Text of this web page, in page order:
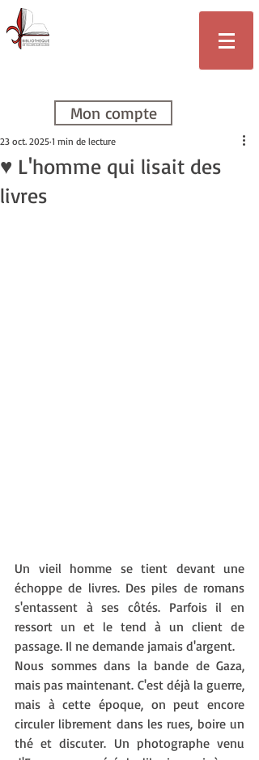
Mon compte
♥ L'homme qui lisait des
livres
23 oct. 2025 1 min de lecture
Un vieil homme se tient devant une
échoppe de livres. Des piles de romans
s'entassent à ses côtés. Parfois il en
ressort un et le tend à un client de
passage. Il ne demande jamais d'argent.
Nous sommes dans la bande de Gaza,
mais pas maintenant. C'est déjà la guerre,
mais à cette époque, on peut encore
circuler librement dans les rues, boire un
thé et discuter. Un photographe venu